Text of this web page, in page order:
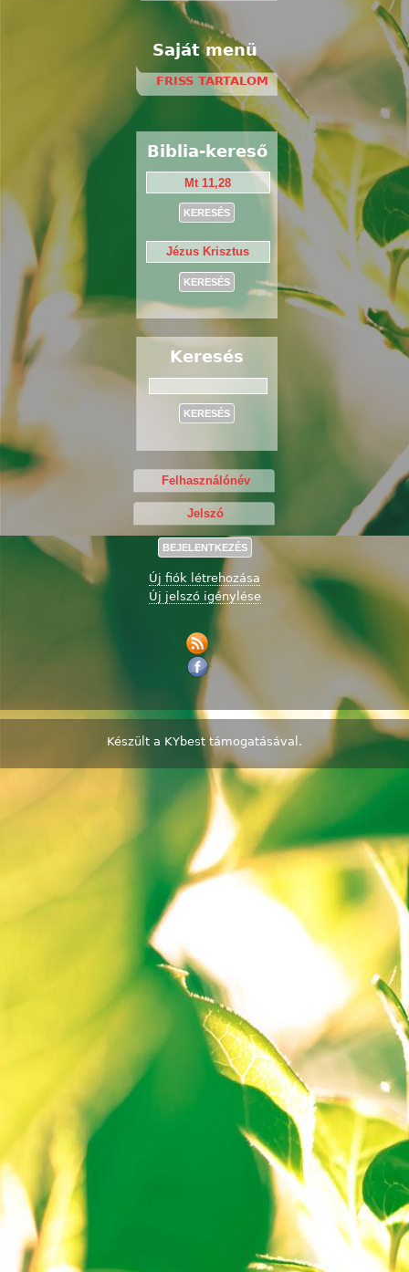
Saját menü
FRISS TARTALOM
Biblia-kereső
Keresés
Új fiók létrehozása
Új jelszó igénylése
Készült a KYbest támogatásával.